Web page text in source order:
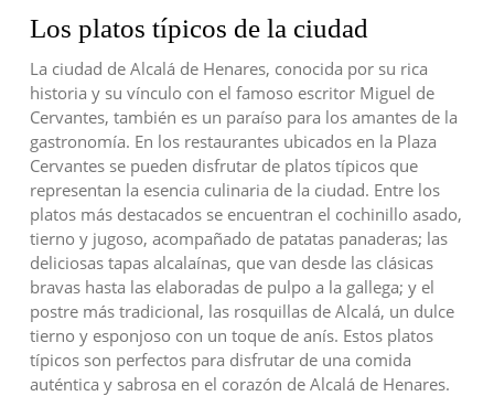
Los platos típicos de la ciudad
La ciudad de Alcalá de Henares, conocida por su rica
historia y su vínculo con el famoso escritor Miguel de
Cervantes, también es un paraíso para los amantes de la
gastronomía. En los restaurantes ubicados en la Plaza
Cervantes se pueden disfrutar de platos típicos que
representan la esencia culinaria de la ciudad. Entre los
platos más destacados se encuentran el cochinillo asado,
tierno y jugoso, acompañado de patatas panaderas; las
deliciosas tapas alcalaínas, que van desde las clásicas
bravas hasta las elaboradas de pulpo a la gallega; y el
postre más tradicional, las rosquillas de Alcalá, un dulce
tierno y esponjoso con un toque de anís. Estos platos
típicos son perfectos para disfrutar de una comida
auténtica y sabrosa en el corazón de Alcalá de Henares.